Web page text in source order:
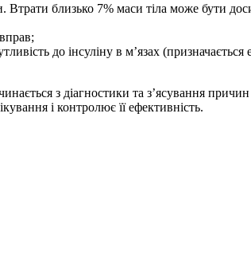
близько 7% маси тіла може бути
до інсуліну в м’язах (призначається
з діагностики та з’ясування
і контролює її ефективність.